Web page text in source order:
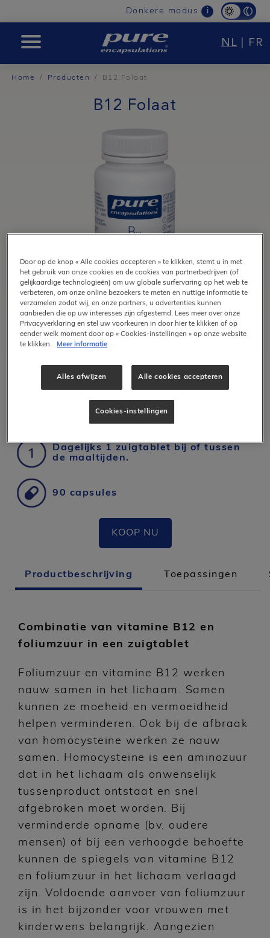
navigation
Donkere modus i
PURE NL FR
Home Producten B12 Folaat
B12 Folaat
Zuigtablet
Dagelijks 1 zuigtablet bij of tussen
de maaltijden.
90 capsules
KOOP NU
Productbeschrijving Toepassingen
Combinatie van vitamine B12 en
foliumzuur in een zuigtablet
Foliumzuur en vitamine B12 werken
nauw samen in het lichaam. Samen
kunnen ze moeheid en vermoeidheid
helpen verminderen. Ook bij de afbraak
van homocysteïne werken ze nauw
samen. Homocysteïne is een aminozuur
dat in het lichaam als onwenselijk
tussenproduct ontstaat en snel
afgebroken moet worden. Bij
verminderde opname (bv. oudere
mensen) of bij een verhoogde behoefte
kunnen de spiegels van vitamine B12
en foliumzuur in het lichaam verlaagd
zijn. Voldoende aanvoer van foliumzuur
is in het bijzonder voor vrouwen met
kinderwens belangrijk. Aangezien
Door op de knop « Alle cookies accepteren » te klikken, stemt u in met
het gebruik van onze cookies en de cookies van partnerbedrijven (of
gelijkaardige technologieën) om uw globale surfervaring op het web te
verbeteren, om onze online bezoekers te meten en nuttige informatie te
verzamelen zodat wij, en onze partners, u advertenties kunnen
aanbieden die op uw interesses zijn afgestemd. Lees meer over onze
Privacyverklaring en stel uw voorkeuren in door hier te klikken of op
eender welk moment door op « Cookies-instellingen » op onze website
te klikken.
Meer informatie
Alles afwijzen Alle cookies accepteren
Cookies-instellingen